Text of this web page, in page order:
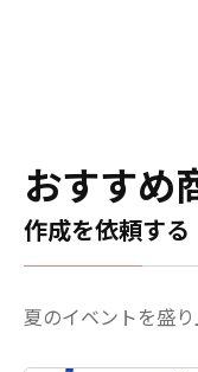
していただくことが
す。国内生産で短納
ロットからの制作も
おりますので、お気軽
相談ください。
おすすめ
作成を依頼する
夏のイベントを盛